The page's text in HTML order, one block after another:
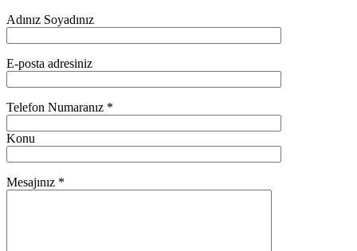
Adınız Soyadınız
E-posta adresiniz
Telefon Numaranız *
Konu
Mesajınız *